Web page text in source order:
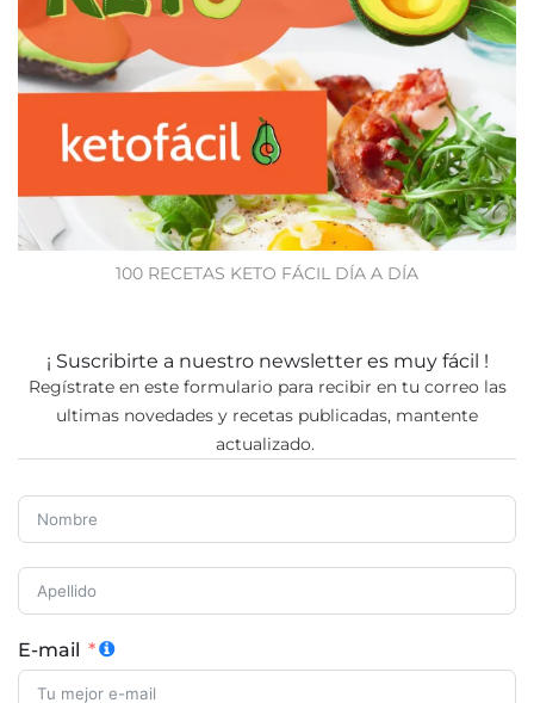
100 RECETAS KETO FÁCIL DÍA A DÍA
¡ Suscribirte a nuestro newsletter es muy fácil !
Regístrate en este formulario para recibir en tu correo las
ultimas novedades y recetas publicadas, mantente
actualizado.
E-mail